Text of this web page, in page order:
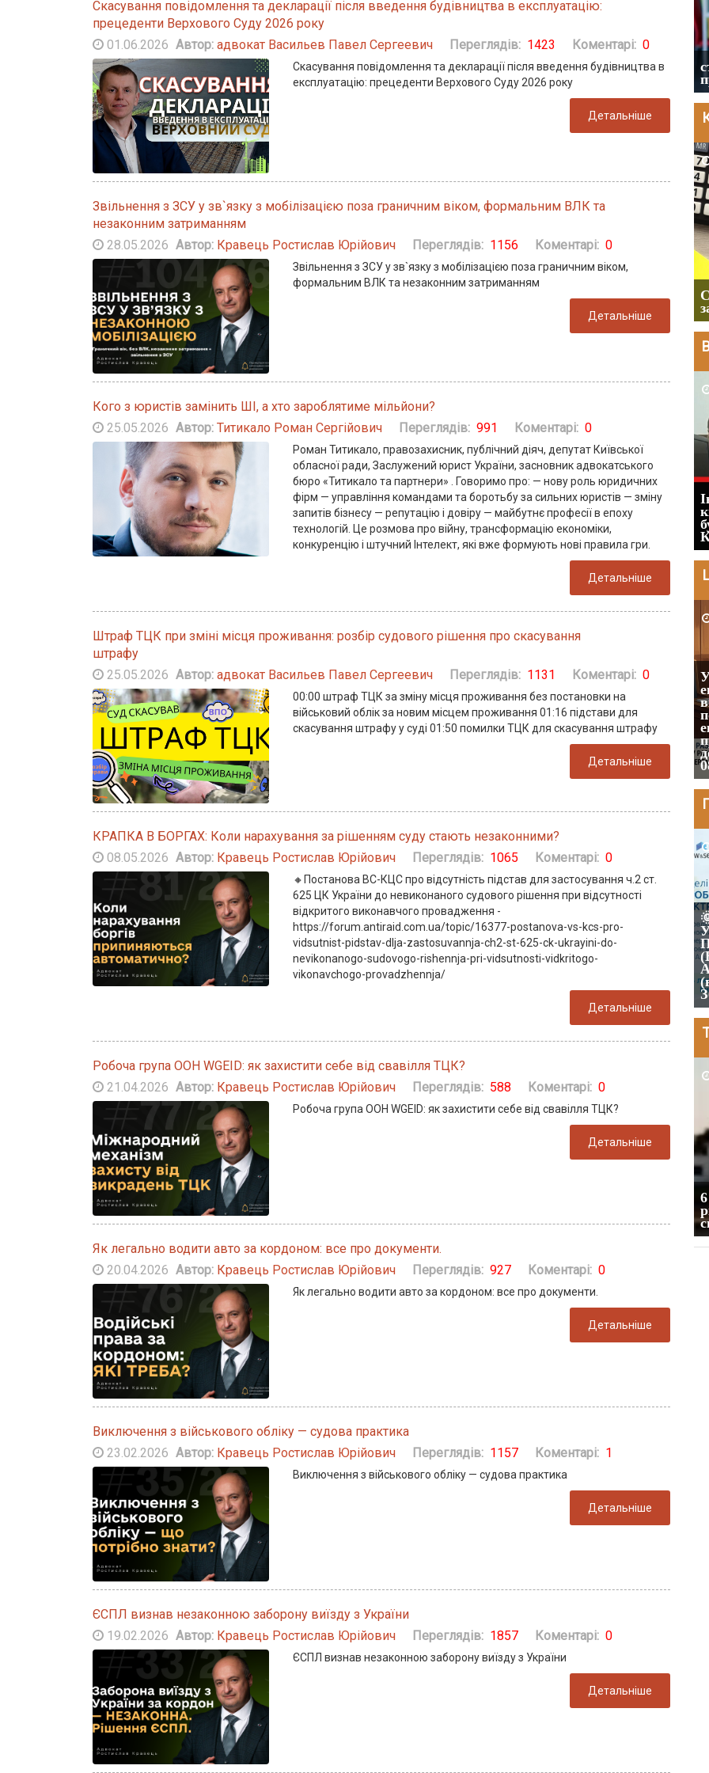
Скасування повідомлення та декларації після введення будівництва в експлуатацію:
прецеденти Верхового Суду 2026 року
01.06.2026 Автор: адвокат Васильев Павел Сергеевич Переглядів: 1423 Коментарі: 0
Скасування повідомлення та декларації після введення будівництва в
експлуатацію: прецеденти Верхового Суду 2026 року
Детальніше
Звільнення з ЗСУ у зв`язку з мобілізацією поза граничним віком, формальним ВЛК та
незаконним затриманням
28.05.2026 Автор: Кравець Ростислав Юрійович Переглядів: 1156 Коментарі: 0
Звільнення з ЗСУ у зв`язку з мобілізацією поза граничним віком,
формальним ВЛК та незаконним затриманням
Детальніше
Кого з юристів замінить ШІ, а хто зароблятиме мільйони?
25.05.2026 Автор: Титикало Роман Сергійович Переглядів: 991 Коментарі: 0
Роман Титикало, правозахисник, публічний діяч, депутат Київської
обласної ради, Заслужений юрист України, засновник адвокатського
бюро «Титикало та партнери» . Говоримо про: — нову роль юридичних
фірм — управління командами та боротьбу за сильних юристів — зміну
запитів бізнесу — репутацію і довіру — майбутнє професії в епоху
технологій. Це розмова про війну, трансформацію економіки,
конкуренцію і штучний Інтелект, які вже формують нові правила гри.
Детальніше
Штраф ТЦК при зміні місця проживання: розбір судового рішення про скасування
штрафу
25.05.2026 Автор: адвокат Васильев Павел Сергеевич Переглядів: 1131 Коментарі: 0
00:00 штраф ТЦК за зміну місця проживання без постановки на
військовий облік за новим місцем проживання 01:16 підстави для
скасування штрафу у суді 01:50 помилки ТЦК для скасування штрафу
Детальніше
КРАПКА В БОРГАХ: Коли нарахування за рішенням суду стають незаконними?
08.05.2026 Автор: Кравець Ростислав Юрійович Переглядів: 1065 Коментарі: 0
🔸Постанова ВС-КЦС про відсутність підстав для застосування ч.2 ст.
625 ЦК України до невиконаного судового рішення при відсутності
відкритого виконавчого провадження -
https://forum.antiraid.com.ua/topic/16377-postanova-vs-kcs-pro-
vidsutnist-pidstav-dlja-zastosuvannja-ch2-st-625-ck-ukrayini-do-
nevikonanogo-sudovogo-rishennja-pri-vidsutnosti-vidkritogo-
vikonavchogo-provadzhennja/
Детальніше
Робоча група ООН WGEID: як захистити себе від свавілля ТЦК?
21.04.2026 Автор: Кравець Ростислав Юрійович Переглядів: 588 Коментарі: 0
Робоча група ООН WGEID: як захистити себе від свавілля ТЦК?
Детальніше
Як легально водити авто за кордоном: все про документи.
20.04.2026 Автор: Кравець Ростислав Юрійович Переглядів: 927 Коментарі: 0
Як легально водити авто за кордоном: все про документи.
Детальніше
Виключення з військового обліку — судова практика
23.02.2026 Автор: Кравець Ростислав Юрійович Переглядів: 1157 Коментарі: 1
Виключення з військового обліку — судова практика
Детальніше
ЄСПЛ визнав незаконною заборону виїзду з України
19.02.2026 Автор: Кравець Ростислав Юрійович Переглядів: 1857 Коментарі: 0
ЄСПЛ визнав незаконною заборону виїзду з України
Детальніше
Отсрочка от мобилизация. Изменения.
Акт об уходе, продление отсрочки, ВЛК
инвалидам, отсрочка многодетным и
студентам
Чи потрібна ФОП печатка у 2026 році:
правила застосування, роз'яснення ДПС
та відповіді на головні запитання
Штраф ТЦК при зміні місця
проживання: розбір судового рішення
про скасування штрафу
Восьмий ААС фактично підтвердив, що
ЦВЛК може скасувати постанову ВЛК
без присутності громадянина, на
підставі чого його поновлять на
військовому обліку. (Восьмий
апеляційний адміністративний суд
№380/21940/25 від 10.06.2026 р.)
NACE 2.1-UA - нові КВЕД (для ФОП і
юр. осіб). Перехід на NACE. Розбіжності
кодів. Вплив на: податки, ліцензії,
дозволи, тендери. Зміни до ЄДР. Вплив
на резидентів Дія.City. Ризики
(податкові, корпоративні).
Відповідальність. Дорожня карта для
2026-04-07
пузырь начал сдуваться